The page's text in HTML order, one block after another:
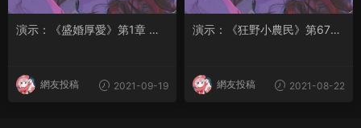
演示：《盛婚厚愛》第1章 山
網友投稿 2021-09-19
演示：《狂野小農民》第67章
網友投稿 2021-08-22